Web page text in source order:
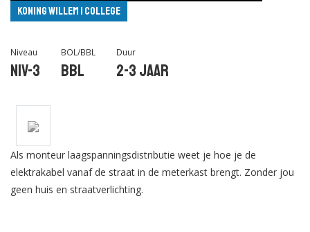
Koning Willem I College
Niveau
Niv-3
BOL/BBL
BBL
Duur
2-3 jaar
Als monteur laagspanningsdistributie weet je hoe je de
elektrakabel vanaf de straat in de meterkast brengt. Zonder jou
geen huis en straatverlichting.